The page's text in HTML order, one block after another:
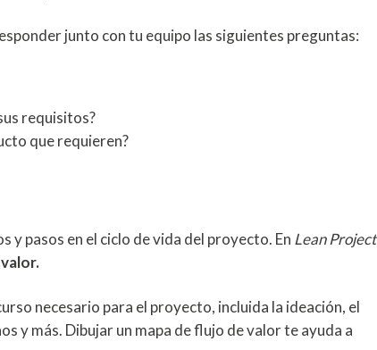
junto con tu equipo las siguientes preguntas:
requisitos?
que requieren?
y pasos en el ciclo de vida del proyecto. En Lean Project
necesario para el proyecto, incluida la ideación, el
y más. Dibujar un mapa de flujo de valor te ayuda a